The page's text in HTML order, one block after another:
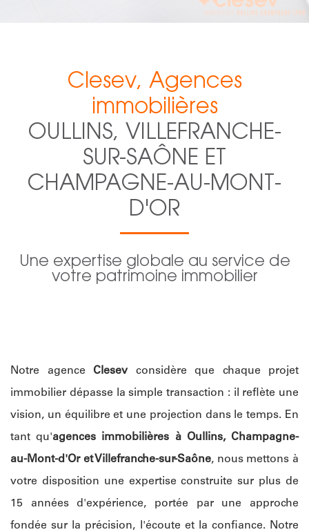
Clesev, Agences
immobilières
OULLINS, VILLEFRANCHE-
SUR-SAÔNE ET
CHAMPAGNE-AU-MONT-
D'OR
Une expertise globale au service de
votre patrimoine immobilier
Notre agence Clesevconsidère que chaque projet
immobilier dépasse la simple transaction : il reflète une
vision, un équilibre et une projection dans le temps. En
tant qu'agences immobilières à Oullins, Champagne-
au-Mont-d'Or et Villefranche-sur-Saône, nous mettons à
votre disposition une expertise construite sur plus de
15 années d'expérience, portée par une approche
fondée sur la précision, l'écoute et la confiance. Notre